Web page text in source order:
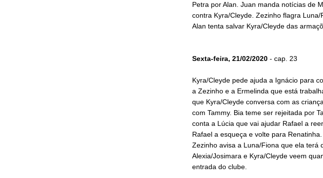
Petra por Alan. Juan manda notícias de
contra Kyra/Cleyde. Zezinho flagra
Alan tenta salvar Kyra/Cleyde das
Sexta-feira, 21/02/2020- cap. 23
Kyra/Cleyde pede ajuda a Ignácio para
a Zezinho e a Ermelinda que está
que Kyra/Cleyde conversa com as
com Tammy. Bia teme ser rejeitada por
conta a Lúcia que vai ajudar Rafael a
Rafael a esqueça e volte para
Zezinho avisa a Luna/Fiona que ela terá
Alexia/Josimara e Kyra/Cleyde veem
entrada do clube.